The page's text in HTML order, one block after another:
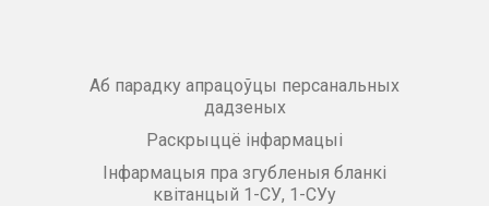
Аб парадку апрацоўцы персанальных
дадзеных
Раскрыццё інфармацыі
Інфармацыя пра згубленыя бланкі
квітанцый 1-СУ, 1-СУу